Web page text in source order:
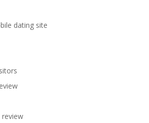
dating site